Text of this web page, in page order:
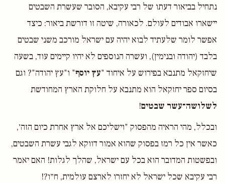
נתחיל בביאור דעתו של רבי עקיבא, הסובר שעשרת השבטים
יישארו אבודים לעולם. לכאורה, שיטה זו דורשת ביאור: כיצד
אפשר לומר שלעתיד לבוא יהיה עם ישראל מורכב משני שבטים
בלבד (יהודה ובנימין), ועשרה הנוספים לא יהיו קיימים עוד, בשעה
שיחזקאל מתנבא בפירוש על איחוד "עץ יוסף" ו"עץ יהודה"? וגם
בסיום ספר יחזקאל הוא מתנבא על חלוקת הארץ המחודשת
לשלושה־עשר שבטים!
ובכלל, מהי הראיה מהפסוק "וישליכם אל ארץ אחרת כיום הזה׳,
כאשר אין כל רמז בפסוק שהוא אמור דווקא לגבי עשרת השבטים,
ובפשטות המדובר הוא בכל עם ישראל, שהלך לגלות! האם יאמר
רבי עקיבא שכל ישראל לא יחזרו לארצם עולמית, ח״ו?!